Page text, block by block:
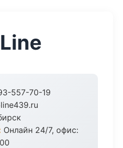
557-70-19
Онлайн 24/7, офис: